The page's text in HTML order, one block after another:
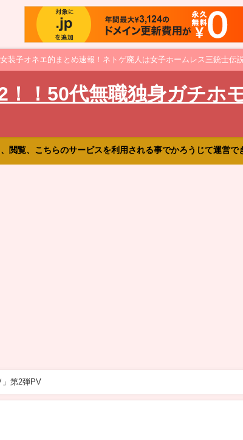
装子オネエ的まとめ速報！ネトゲ廃人は女子ホームレス三銃士伝
！50代無職独身ガチホ
閲覧、こちらのサービスを利用される事でかろうじて運営
」第2弾PV